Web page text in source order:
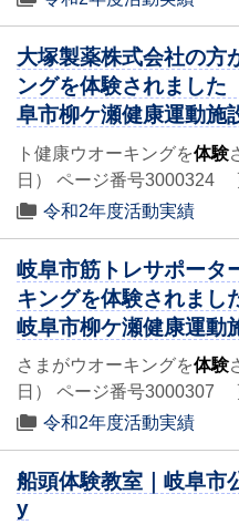
大塚製薬株式会社の方
ングを体験されました
阜市柳ケ瀬健康運動
ト健康ウオーキングを体験
日） ページ番号3000324
令和2年度活動実績
岐阜市筋トレサポータ
キングを体験されまし
岐阜市柳ケ瀬健康運
さまがウオーキングを体験
日） ページ番号3000307
令和2年度活動実績
船頭体験教室｜岐阜市
y